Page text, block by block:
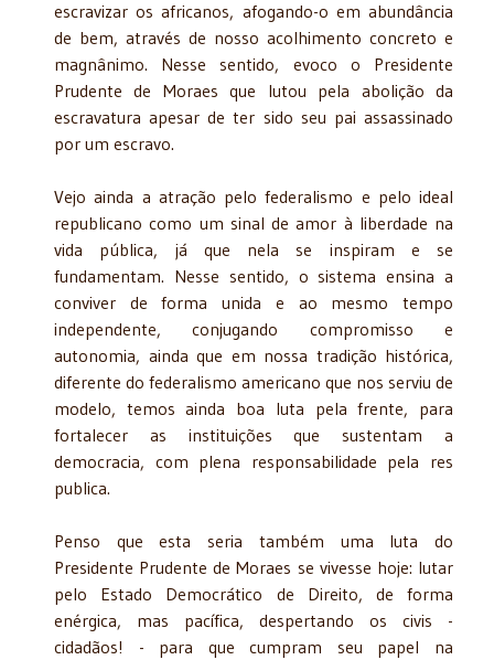
escravizar os africanos, afogando-o em abundância
de bem, através de nosso acolhimento concreto e
magnânimo. Nesse sentido, evoco o Presidente
Prudente de Moraes que lutou pela abolição da
escravatura apesar de ter sido seu pai assassinado
por um escravo.
Vejo ainda a atração pelo federalismo e pelo ideal
republicano como um sinal de amor à liberdade na
vida pública, já que nela se inspiram e se
fundamentam. Nesse sentido, o sistema ensina a
conviver de forma unida e ao mesmo tempo
independente, conjugando compromisso e
autonomia, ainda que em nossa tradição histórica,
diferente do federalismo americano que nos serviu de
modelo, temos ainda boa luta pela frente, para
fortalecer as instituições que sustentam a
democracia, com plena responsabilidade pela res
publica.
Penso que esta seria também uma luta do
Presidente Prudente de Moraes se vivesse hoje: lutar
pelo Estado Democrático de Direito, de forma
enérgica, mas pacífica, despertando os civis -
cidadãos! - para que cumpram seu papel na